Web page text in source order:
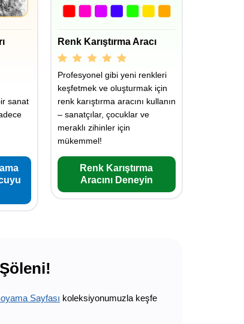
sanat
Renk Karıştırma Aracı
Profesyonel gibi yeni renkleri
keşfetmek ve oluşturmak için
renk karıştırma aracını kullanın
– sanatçılar, çocuklar ve
meraklı zihinler için
mükemmel!
Renk Karıştırma
Aracını Deneyin
Sayfası koleksiyonumuzla keşfe